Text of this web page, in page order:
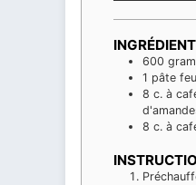
600
1 pâte
8 c. à
8 c. à